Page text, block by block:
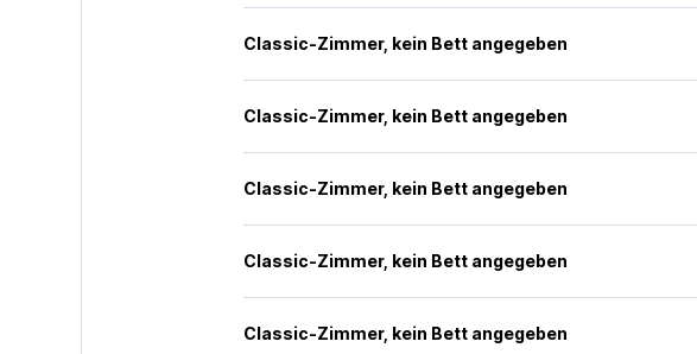
Classic-Zimmer, kein Bett angegeben
Classic-Zimmer, kein Bett angegeben
Classic-Zimmer, kein Bett angegeben
Classic-Zimmer, kein Bett angegeben
Classic-Zimmer, kein Bett angegeben